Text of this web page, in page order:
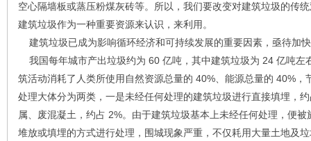
空心隔墙板或蒸压粉煤灰砖等。所以，我们要改变对建筑垃圾的传
建筑垃圾作为一种重要资源来认识，来利用。
建筑垃圾已成为影响循环经济和可持续发展的重要因素，亟待加
我国每年城市产出垃圾约为 60 亿吨，其中建筑垃圾为 24 亿吨左
筑活动消耗了人类所使用自然资源总量的 40%、能源总量的 40%，
处理大体分为两类，一是未经任何处理的建筑垃圾进行直接填埋，
属、废混凝土，约占 2%。由于建筑垃圾基本上未经任何处理，便
堆放或填埋的方式进行处理，围城现象严重，不仅耗用大量土地及